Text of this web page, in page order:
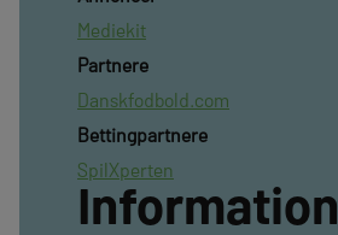
Mediekit
Partnere
Danskfodbold.com
Bettingpartnere
SpilXperten
Information